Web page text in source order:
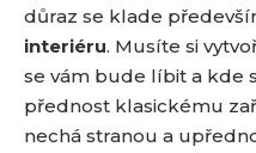
důraz se klade
interiéru. Musíte si
se vám bude líbit a kde
přednost klasickému
nechá stranou a